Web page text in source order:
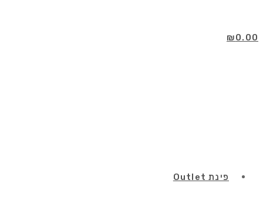
content
₪0.00
פינת Outlet